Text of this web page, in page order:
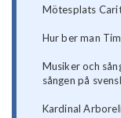
Mötesplats
Hur ber man
Musiker och
sången på
Kardinal